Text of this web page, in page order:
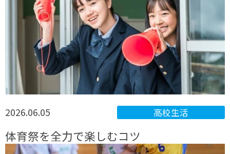
2026.06.05 高校生活
体育祭を全力で楽しむコツ